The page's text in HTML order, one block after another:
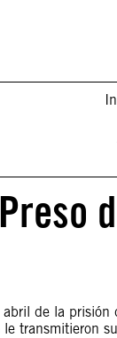
de la
transmitieron